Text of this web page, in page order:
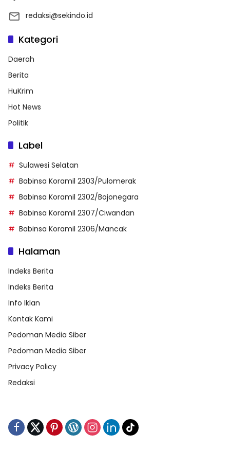
redaksi@sekindo.id
Kategori
Daerah
Berita
HuKrim
Hot News
Politik
Label
Sulawesi Selatan
Babinsa Koramil 2303/Pulomerak
Babinsa Koramil 2302/Bojonegara
Babinsa Koramil 2307/Ciwandan
Babinsa Koramil 2306/Mancak
Halaman
Indeks Berita
Indeks Berita
Info Iklan
Kontak Kami
Pedoman Media Siber
Pedoman Media Siber
Privacy Policy
Redaksi